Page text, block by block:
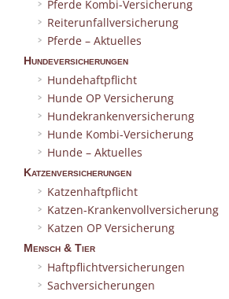
Pferde Kombi-Versicherung
Reiterunfallversicherung
Pferde – Aktuelles
Hundeversicherungen
Hundehaftpflicht
Hunde OP Versicherung
Hundekrankenversicherung
Hunde Kombi-Versicherung
Hunde – Aktuelles
Katzenversicherungen
Katzenhaftpflicht
Katzen-Krankenvollversicherung
Katzen OP Versicherung
Mensch & Tier
Haftpflichtversicherungen
Sachversicherungen